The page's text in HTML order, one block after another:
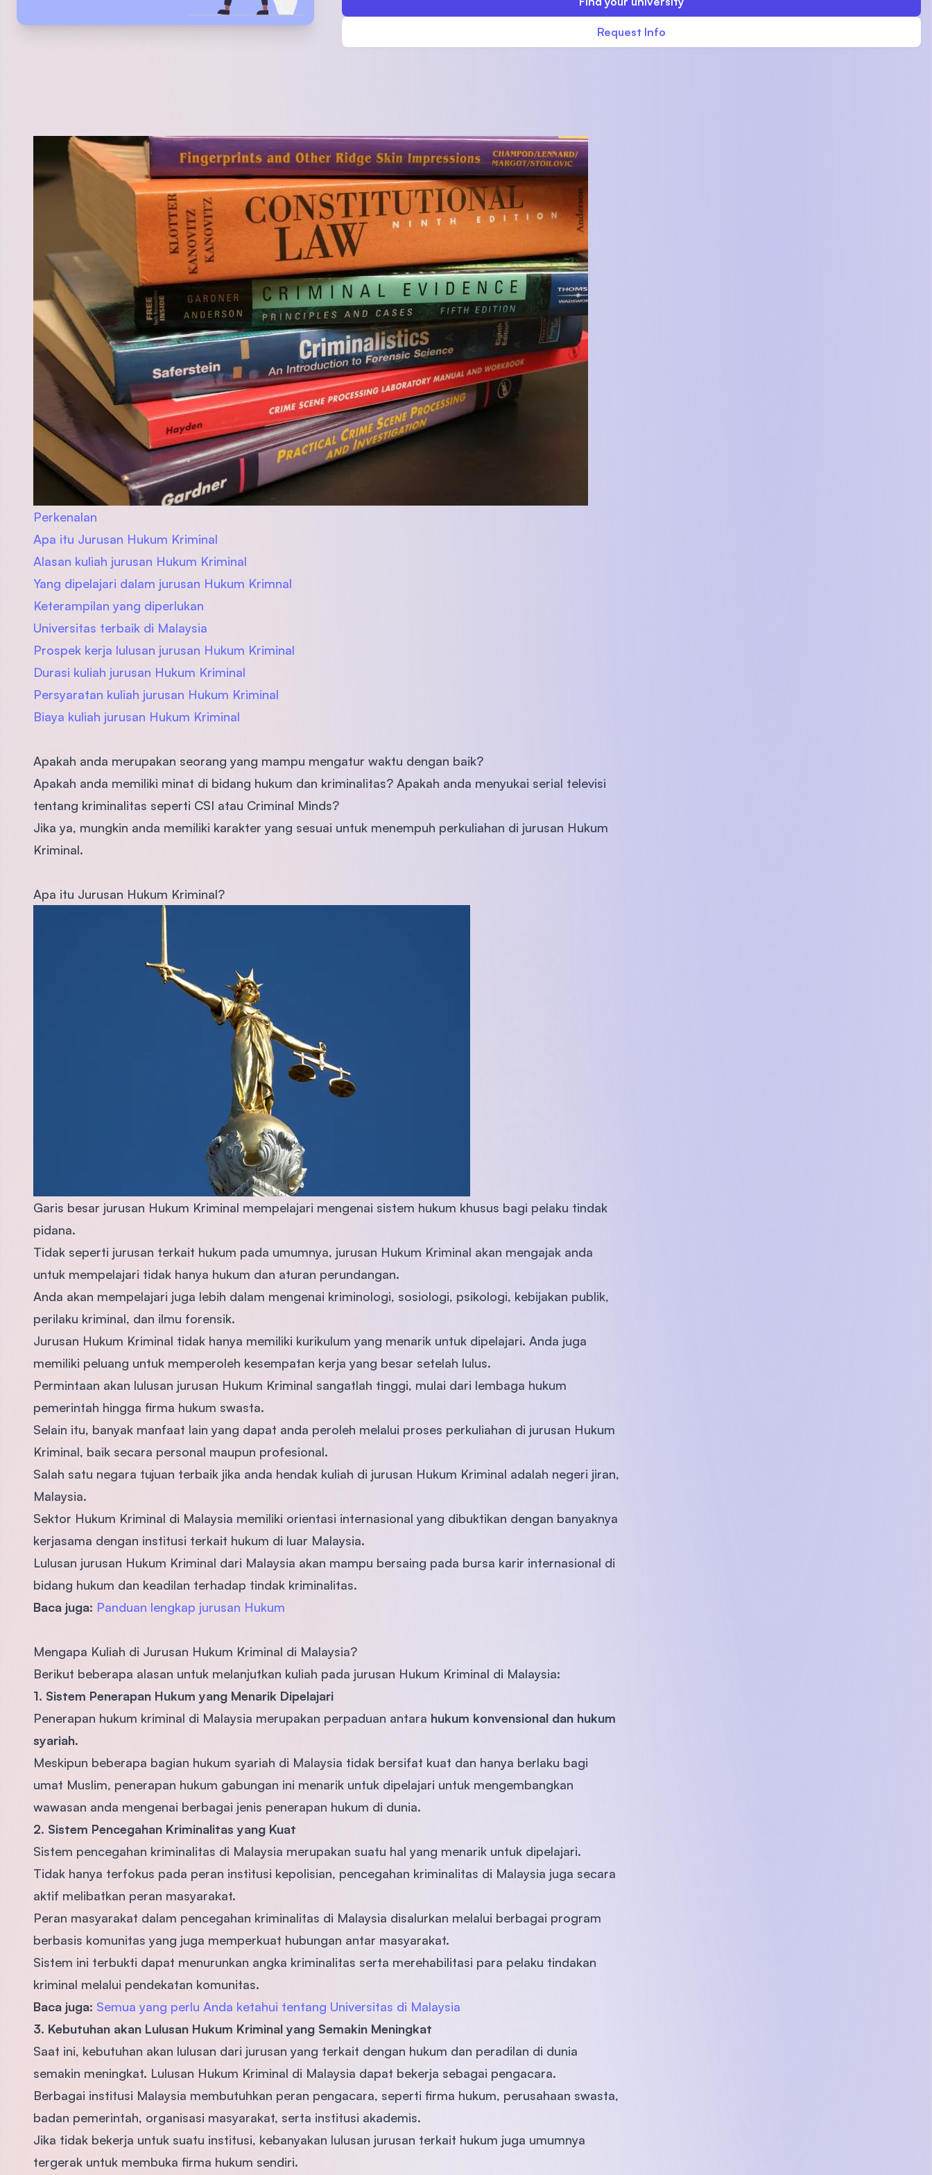
SEGi University Kota Damansara
Request Info
Perkenalan
Apa itu Jurusan Hukum Kriminal
Alasan kuliah jurusan Hukum Kriminal
Yang dipelajari dalam jurusan Hukum Krimnal
Keterampilan yang diperlukan
Universitas terbaik di Malaysia
Prospek kerja lulusan jurusan Hukum Kriminal
Durasi kuliah jurusan Hukum Kriminal
Persyaratan kuliah jurusan Hukum Kriminal
Biaya kuliah jurusan Hukum Kriminal
Apakah anda merupakan seorang yang mampu mengatur waktu dengan baik?
Apakah anda memiliki minat di bidang hukum dan kriminalitas? Apakah anda menyukai serial televisi
tentang kriminalitas seperti CSI atau Criminal Minds?
Jika ya, mungkin anda memiliki karakter yang sesuai untuk menempuh perkuliahan di jurusan Hukum
Kriminal.
Apa itu Jurusan Hukum Kriminal?
Garis besar jurusan Hukum Kriminal mempelajari mengenai sistem hukum khusus bagi pelaku tindak
pidana.
Tidak seperti jurusan terkait hukum pada umumnya, jurusan Hukum Kriminal akan mengajak anda
untuk mempelajari tidak hanya hukum dan aturan perundangan.
Anda akan mempelajari juga lebih dalam mengenai kriminologi, sosiologi, psikologi, kebijakan publik,
perilaku kriminal, dan ilmu forensik.
Jurusan Hukum Kriminal tidak hanya memiliki kurikulum yang menarik untuk dipelajari. Anda juga
memiliki peluang untuk memperoleh kesempatan kerja yang besar setelah lulus.
Permintaan akan lulusan jurusan Hukum Kriminal sangatlah tinggi, mulai dari lembaga hukum
pemerintah hingga firma hukum swasta.
Selain itu, banyak manfaat lain yang dapat anda peroleh melalui proses perkuliahan di jurusan Hukum
Kriminal, baik secara personal maupun profesional.
Salah satu negara tujuan terbaik jika anda hendak kuliah di jurusan Hukum Kriminal adalah negeri jiran,
Malaysia.
Sektor Hukum Kriminal di Malaysia memiliki orientasi internasional yang dibuktikan dengan banyaknya
kerjasama dengan institusi terkait hukum di luar Malaysia.
Lulusan jurusan Hukum Kriminal dari Malaysia akan mampu bersaing pada bursa karir internasional di
bidang hukum dan keadilan terhadap tindak kriminalitas.
Baca juga: Panduan lengkap jurusan Hukum
Mengapa Kuliah di Jurusan Hukum Kriminal di Malaysia?
Berikut beberapa alasan untuk melanjutkan kuliah pada jurusan Hukum Kriminal di Malaysia:
1. Sistem Penerapan Hukum yang Menarik Dipelajari
Penerapan hukum kriminal di Malaysia merupakan perpaduan antara hukum konvensional dan hukum
syariah.
Meskipun beberapa bagian hukum syariah di Malaysia tidak bersifat kuat dan hanya berlaku bagi
umat Muslim, penerapan hukum gabungan ini menarik untuk dipelajari untuk mengembangkan
wawasan anda mengenai berbagai jenis penerapan hukum di dunia.
2. Sistem Pencegahan Kriminalitas yang Kuat
Sistem pencegahan kriminalitas di Malaysia merupakan suatu hal yang menarik untuk dipelajari.
Tidak hanya terfokus pada peran institusi kepolisian, pencegahan kriminalitas di Malaysia juga secara
aktif melibatkan peran masyarakat.
Peran masyarakat dalam pencegahan kriminalitas di Malaysia disalurkan melalui berbagai program
berbasis komunitas yang juga memperkuat hubungan antar masyarakat.
Sistem ini terbukti dapat menurunkan angka kriminalitas serta merehabilitasi para pelaku tindakan
kriminal melalui pendekatan komunitas.
Baca juga: Semua yang perlu Anda ketahui tentang Universitas di Malaysia
3. Kebutuhan akan Lulusan Hukum Kriminal yang Semakin Meningkat
Saat ini, kebutuhan akan lulusan dari jurusan yang terkait dengan hukum dan peradilan di dunia
semakin meningkat. Lulusan Hukum Kriminal di Malaysia dapat bekerja sebagai pengacara.
Berbagai institusi Malaysia membutuhkan peran pengacara, seperti firma hukum, perusahaan swasta,
badan pemerintah, organisasi masyarakat, serta institusi akademis.
Jika tidak bekerja untuk suatu institusi, kebanyakan lulusan jurusan terkait hukum juga umumnya
tergerak untuk membuka firma hukum sendiri.